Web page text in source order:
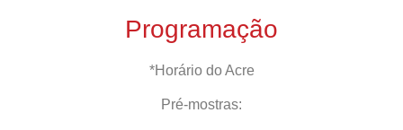
Programação
*Horário do Acre
Pré-mostras: